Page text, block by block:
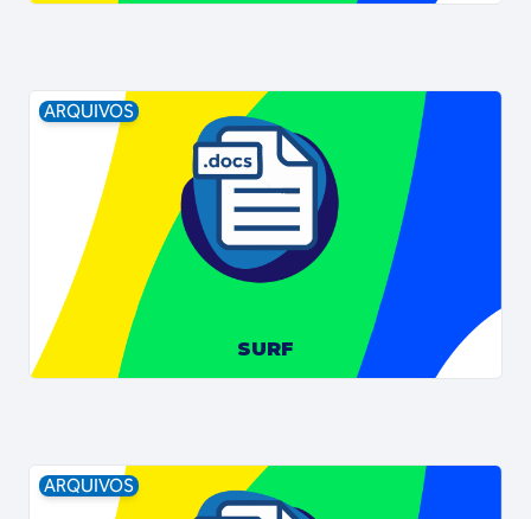
ARQUIVOS
SURF
ARQUIVOS